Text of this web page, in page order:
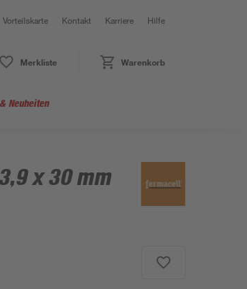
Vorteilskarte Kontakt Karriere Hilfe
Merkliste Warenkorb
Neuheiten
x 30 mm